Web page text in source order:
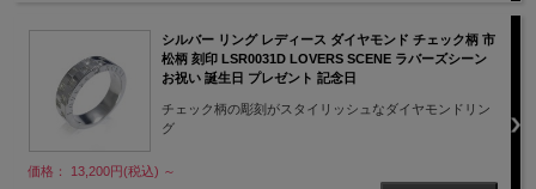
シルバー リング レディース ダイヤモンド チェック柄 市
松柄 刻印 LSR0031D LOVERS SCENE ラバーズシーン
お祝い 誕生日 プレゼント 記念日
チェック柄の彫刻がスタイリッシュなダイヤモンドリン
グ
価格： 13,200円(税込) ～